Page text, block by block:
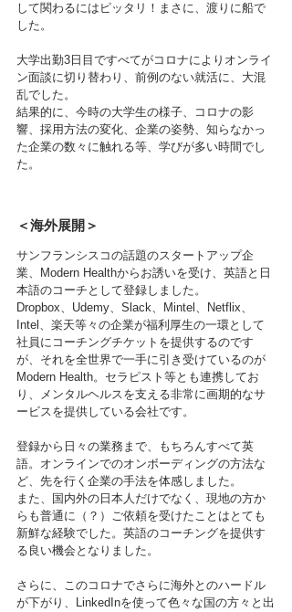
して関わるにはピッタリ！まさに、渡りに船で
した。
大学出勤3日目ですべてがコロナによりオンライ
ン面談に切り替わり、前例のない就活に、大混
乱でした。
結果的に、今時の大学生の様子、コロナの影
響、採用方法の変化、企業の姿勢、知らなかっ
た企業の数々に触れる等、学びが多い時間でし
た。
＜海外展開＞
サンフランシスコの話題のスタートアップ企
業、Modern Healthからお誘いを受け、英語と日
本語のコーチとして登録しました。
Dropbox、Udemy、Slack、Mintel、Netflix、
Intel、楽天等々の企業が福利厚生の一環として
社員にコーチングチケットを提供するのです
が、それを全世界で一手に引き受けているのが
Modern Health。セラピスト等とも連携してお
り、メンタルヘルスを支える非常に画期的なサ
ービスを提供している会社です。
登録から日々の業務まで、もちろんすべて英
語。オンラインでのオンボーディングの方法な
ど、先を行く企業の手法を体感しました。
また、国内外の日本人だけでなく、現地の方か
らも普通に（？）ご依頼を受けたことはとても
新鮮な経験でした。英語のコーチングを提供す
る良い機会となりました。
さらに、このコロナでさらに海外とのハードル
が下がり、LinkedInを使って色々な国の方々と出